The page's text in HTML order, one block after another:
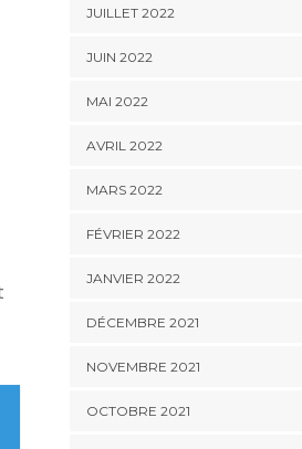
JUILLET 2022
JUIN 2022
MAI 2022
AVRIL 2022
MARS 2022
FÉVRIER 2022
JANVIER 2022
DÉCEMBRE 2021
NOVEMBRE 2021
OCTOBRE 2021